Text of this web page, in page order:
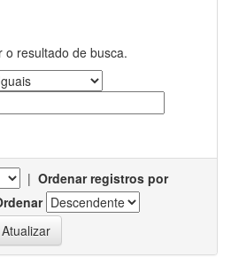
o resultado de busca.
| Ordenar registros por